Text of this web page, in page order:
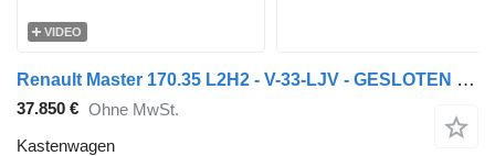
VIDEO
Renault Master 170.35 L2H2 - V-33-LJV - GESLOTEN GRIJS METALLIC - EURO 6
37.850 € Ohne MwSt.
Kastenwagen